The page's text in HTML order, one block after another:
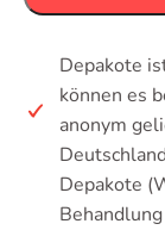
Depakote
können es
anonym
Depakote